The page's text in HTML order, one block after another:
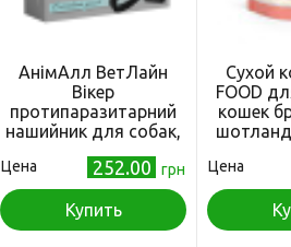
АнімАлл ВетЛайн
Вікер
протипаразитарний
нашийник для собак,
см
Цена 252.00 грн
Купить
Сухой
FOOD
кошек
British
breeds.
large
Цена